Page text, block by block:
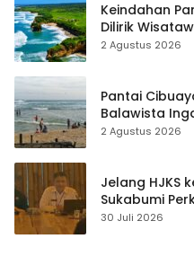
Keindahan
Dilirik
2 Agustus 2026
Pantai
Balawista
Waspada
2 Agustus 2026
Jelang HJKS
Sukabumi
Publikasi Digital
30 Juli 2026